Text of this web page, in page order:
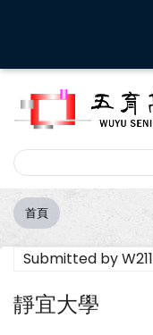
內
Search
Search
導
航
連
首頁
Submitted byW211
靜宜大學